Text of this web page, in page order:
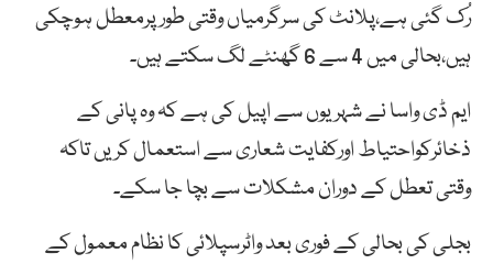
رُک گئی ہے،پلانٹ کی سرگرمیاں وقتی طورپرمعطل ہوچکی
ہیں،بحالی میں 4 سے 6 گھنٹے لگ سکتے ہیں۔
ایم ڈی واسا نے شہریوں سے اپیل کی ہے کہ وہ پانی کے
ذخائرکواحتیاط اورکفایت شعاری سے استعمال کریں تاکہ
وقتی تعطل کے دوران مشکلات سے بچا جا سکے۔
بجلی کی بحالی کے فوری بعد واٹرسپلائی کا نظام معمول کے